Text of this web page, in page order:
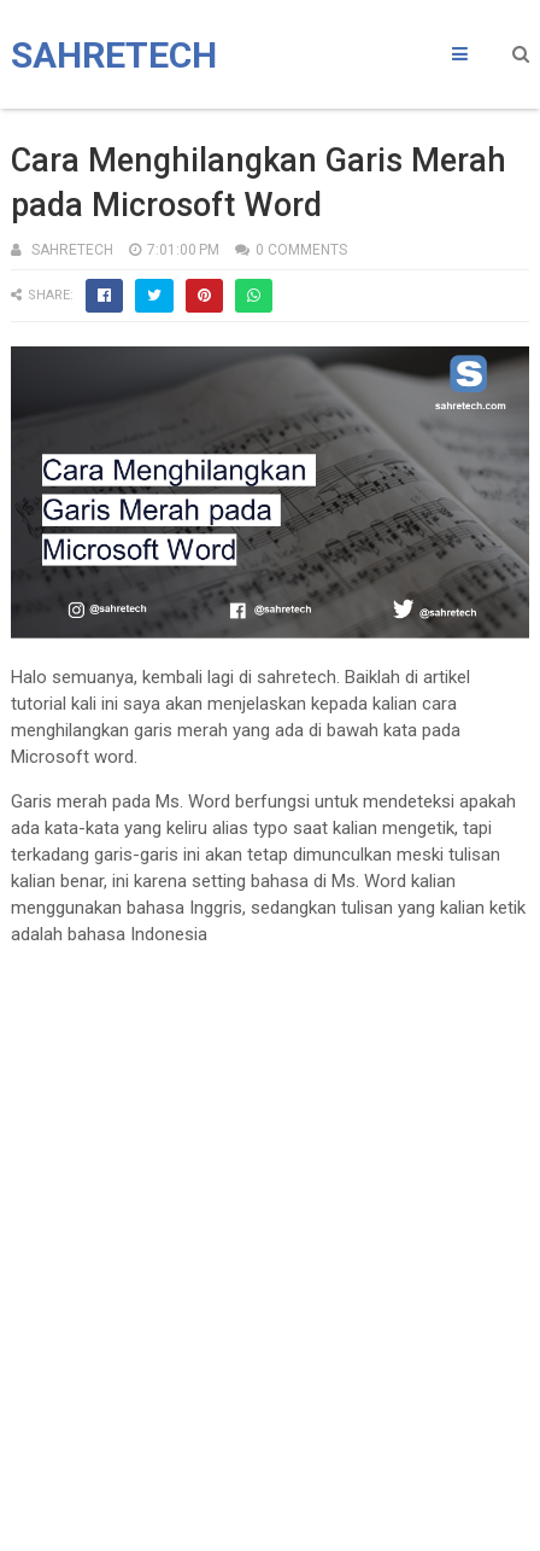
SAHRETECH
Cara Menghilangkan Garis Merah
pada Microsoft Word
SAHRETECH 7:01:00 PM 0 COMMENTS
SHARE:
Halo semuanya, kembali lagi di sahretech. Baiklah di artikel
tutorial kali ini saya akan menjelaskan kepada kalian cara
menghilangkan garis merah yang ada di bawah kata pada
Microsoft word.
Garis merah pada Ms. Word berfungsi untuk mendeteksi apakah
ada kata-kata yang keliru alias typo saat kalian mengetik, tapi
terkadang garis-garis ini akan tetap dimunculkan meski tulisan
kalian benar, ini karena setting bahasa di Ms. Word kalian
menggunakan bahasa Inggris, sedangkan tulisan yang kalian ketik
adalah bahasa Indonesia